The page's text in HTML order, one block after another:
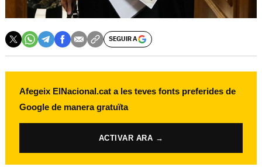
SEGUIR A
Afegeix ElNacional.cat a les teves fonts preferides de
Google de manera gratuïta
ACTIVAR ARA →